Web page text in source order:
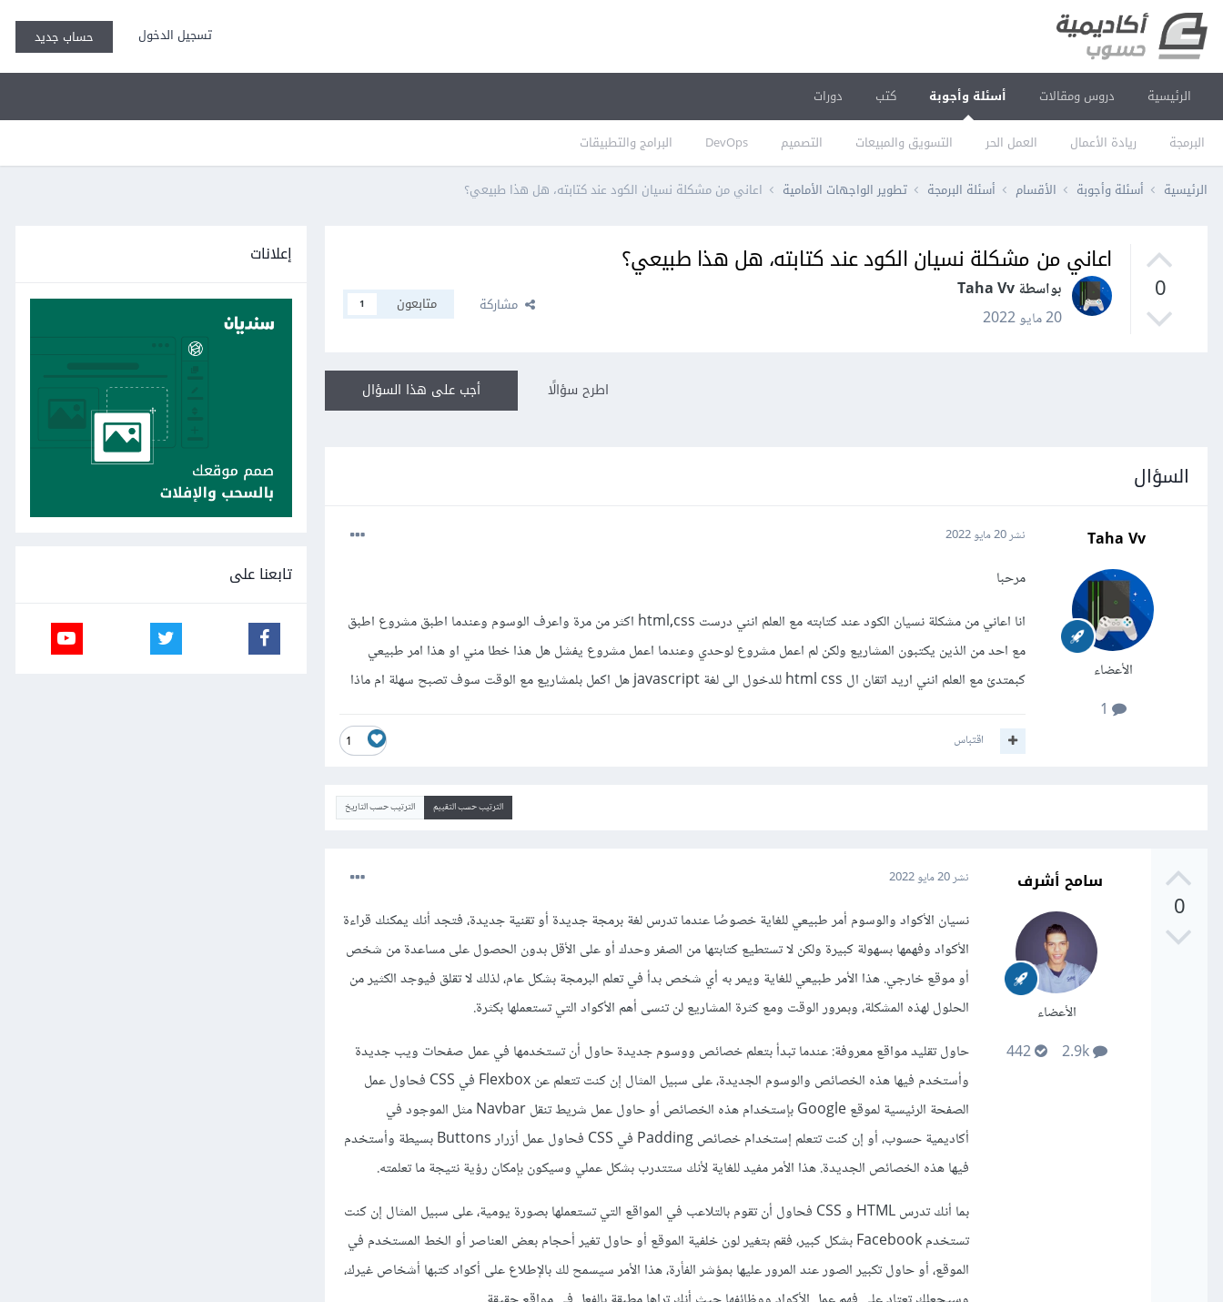
تسجيل الدخول حساب جديد
الرئيسية دروس ومقالات أسئلة وأجوبة
البرمجة ريادة الأعمال العمل الحر التسويق والمبيعات التصميم DevOps البرامج والتطبيقات
كتب دورات
الرئيسية أسئلة وأجوبة الأقسام أسئلة البرمجة تطوير الواجهات الأمامية اعاني من مشكلة نسيان الكود عند كتابته، هل هذا طبيعي؟
0
اعاني من مشكلة نسيان الكود عند كتابته، هل هذا طبيعي؟
بواسطة Taha Vv
20 مايو 2022
مشاركة متابعون 1
أجب على هذا السؤال اطرح سؤالًا
السؤال
Taha Vv
الأعضاء
نشر20 مايو 2022
مرحبا
انا اعاني من مشكلة نسيان الكود عند كتابته مع العلم انني درست html,css اكثر من مرة واعرف الوسوم وعندما اطبق مشروع اطبق
مع احد من الذين يكتبون المشاريع ولكن لم اعمل مشروع لوحدي وعندما اعمل مشروع يفشل هل هذا خطا مني او هذا امر طبيعي
كبمتدئ مع العلم انني اريد اتقان ال html css للدخول الى لغة javascript هل اكمل بلمشاريع مع الوقت سوف تصبح سهلة ام ماذا
1 اقتباس
الترتيب حسب التقييم الترتيب حسب التاريخ
0
سامح أشرف
الأعضاء
2.9k
442
نشر20 مايو 2022
نسيان الأكواد والوسوم أمر طبيعي للغاية خصوصُا عندما تدرس لغة برمجة جديدة أو تقنية جديدة، فتجد أنك يمكنك قراءة
الأكواد وفهمها بسهولة كبيرة ولكن لا تستطيع كتابتها من الصفر وحدك أو على الأقل بدون الحصول على مساعدة من شخص
أو موقع خارجي. هذا الأمر طبيعي للغاية ويمر به أي شخص بدأ في تعلم البرمجة بشكل عام، لذلك لا تقلق فيوجد الكثير من
الحلول لهذه المشكلة، وبمرور الوقت ومع كثرة المشاريع لن تنسى أهم الأكواد التي تستعملها بكثرة.
حاول تقليد مواقع معروفة: عندما تبدأ بتعلم خصائص ووسوم جديدة حاول أن تستخدمها في عمل صفحات ويب جديدة
وأستخدم فيها هذه الخصائص والوسوم الجديدة، على سبيل المثال إن كنت تتعلم عن Flexbox في CSS فحاول عمل
الصفحة الرئيسية لموقع Google بإستخدام هذه الخصائص أو حاول عمل شريط تنقل Navbar مثل الموجود في
أكاديمية حسوب، أو إن كنت تتعلم إستخدام خصائص Padding في CSS فحاول عمل أزرار Buttons بسيطة وأستخدم
فيها هذه الخصائص الجديدة. هذا الأمر مفيد للغاية لأنك ستتدرب بشكل عملي وسيكون بإمكان رؤية نتيجة ما تعلمته.
بما أنك تدرس HTML و CSS فحاول أن تقوم بالتلاعب في المواقع التي تستعملها بصورة يومية، على سبيل المثال إن كنت
تستخدم Facebook بشكل كبير، فقم بتغير لون خلفية الموقع أو حاول تغير أحجام بعض العناصر أو الخط المستخدم في
الموقع، أو حاول تكبير الصور عند المرور عليها بمؤشر الفأرة، هذا الأمر سيسمح لك بالإطلاع على أكواد كتبها أشخاص غيرك،
إعلانات
تابعنا على